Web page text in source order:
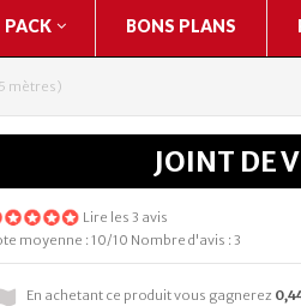
PACK BONS PLANS
mètres)
JOINT DE
Lire les 3 avis
moyenne : 10/10 Nombre d'avis : 3
En achetant ce produit vous gagnerez